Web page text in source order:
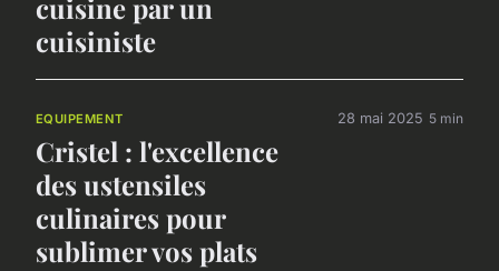
cuisine par un
cuisiniste
EQUIPEMENT
Cristel : l'excellence
des ustensiles
culinaires pour
sublimer vos plats
28 mai 2025 5 min